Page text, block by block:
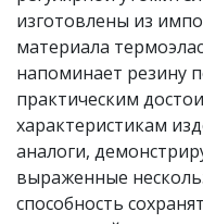
изготовлены из
материала
напоминает резину
практическим
характеристикам
аналоги,
выраженные
способность